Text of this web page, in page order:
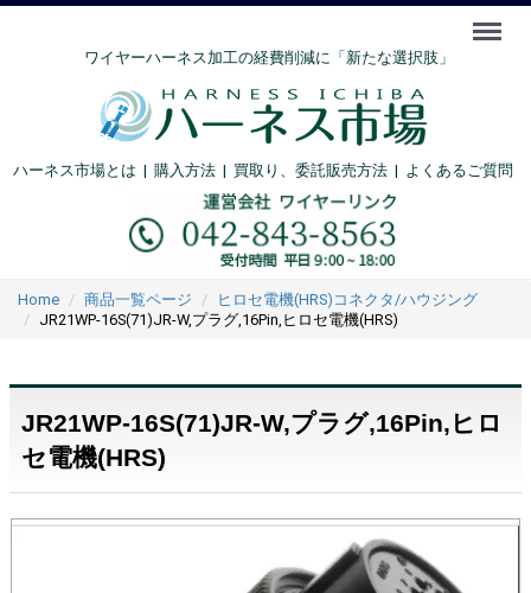
ワイヤーハーネス加工の経費削減に「新たな選択肢」
ハーネス市場とは | 購入方法| 買取り、委託販売方法 | よくあるご質問
Menu
Home 商品一覧ページ
ヒロセ電機(HRS)コネクタ/ハウジング
JR21WP-16S(71)JR-W,プラグ,16Pin,ヒロセ電機(HRS)
JR21WP-16S(71)JR-W,プラグ,16Pin,ヒロ
セ電機(HRS)